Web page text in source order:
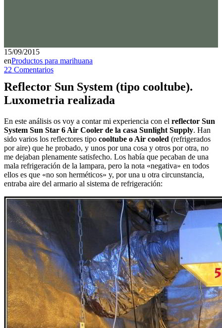
15/09/2015
enProductos para marihuana
22 Comentarios
Reflector Sun System (tipo cooltube).
Luxometria realizada
En este análisis os voy a contar mi experiencia con el reflector Sun
System Sun Star 6 Air Cooler de la casa Sunlight Supply. Han
sido varios los reflectores tipo cooltube o Air cooled (refrigerados
por aire) que he probado, y unos por una cosa y otros por otra, no
me dejaban plenamente satisfecho. Los había que pecaban de una
mala refrigeración de la lampara, pero la nota «negativa» en todos
ellos es que «no son herméticos» y, por una u otra circunstancia,
entraba aire del armario al sistema de refrigeración: